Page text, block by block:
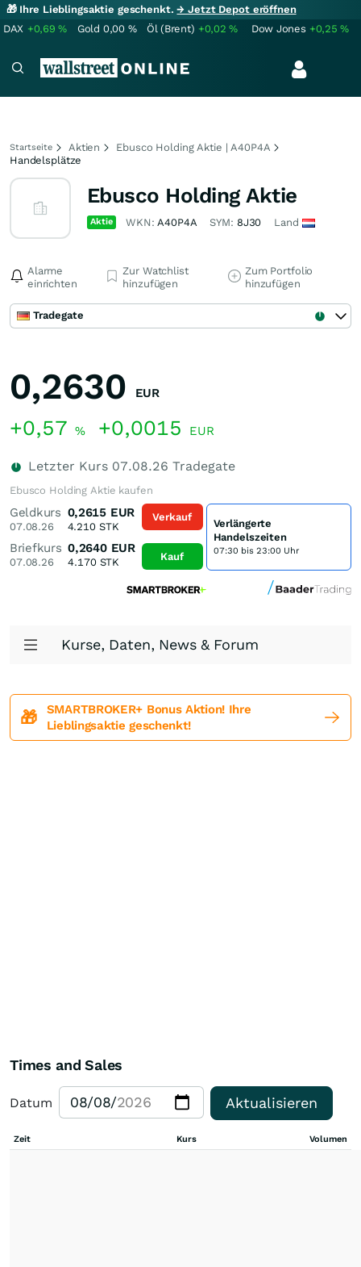
🎁 Ihre Lieblingsaktie geschenkt.→ Jetzt Depot eröffnen
DAX +0,69% Gold 0,00 % Öl (Brent) +0,02% Dow Jones +0,25%
Startseite Aktien
Ebusco Holding Aktie | A40P4A
Handelsplätze
Ebusco Holding Aktie
Aktie WKN:A40P4A SYM: 8J30 Land
Alarme
einrichten
Zur Watchlist
hinzufügen
Zum Portfolio
hinzufügen
Tradegate
0,2630 EUR
+0,57 % +0,0015 EUR
Letzter Kurs 07.08.26 Tradegate
Ebusco Holding Aktie kaufen
Geldkurs
07.08.26
0,2615 EUR
4.210STK
Briefkurs
07.08.26
0,2640 EUR
4.170STK
Verkauf
Kauf
Verlängerte
Handelszeiten
07:30 bis 23:00 Uhr
Kurse, Daten, News & Forum
🎁
SMARTBROKER+ Bonus Aktion! Ihre
Lieblingsaktie geschenkt!
Times and Sales
Datum Aktualisieren
Zeit Kurs Volumen